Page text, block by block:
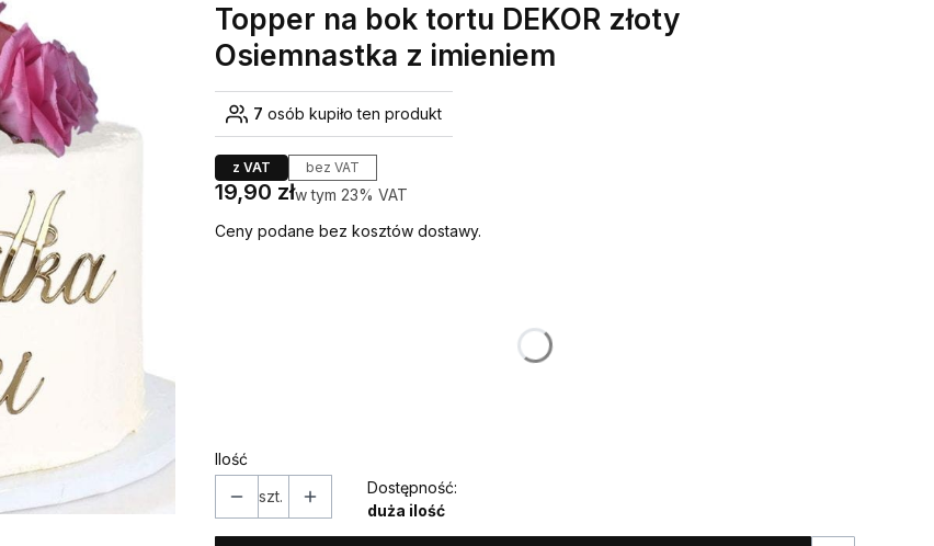
Topper na bok tortu DEKOR złoty
Osiemnastka z imieniem
7 osób kupiło ten produkt
z VAT bez VAT
Cena
19,90 złw tym 23% VAT
w tym 23% VAT
Ceny podane bez kosztów dostawy.
Ilość
szt.
Dostępność:
duża ilość